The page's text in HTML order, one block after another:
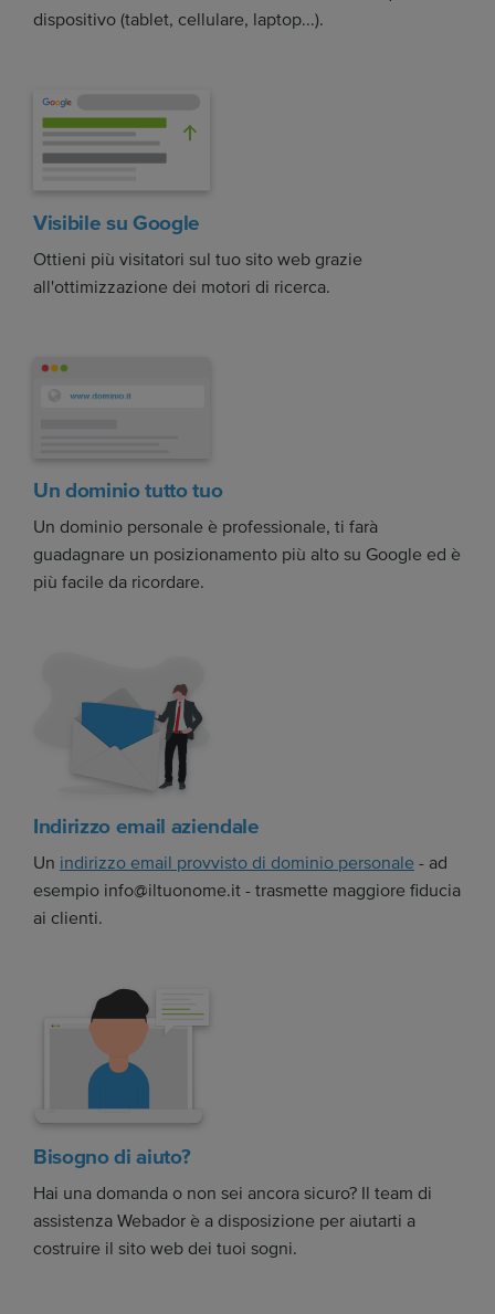
dispositivo (tablet, cellulare, laptop...).
Visibile su Google
Ottieni più visitatori sul tuo sito web grazie
all'ottimizzazione dei motori di ricerca.
Un dominio tutto tuo
Un dominio personale è professionale, ti farà
guadagnare un posizionamento più alto su Google ed è
più facile da ricordare.
Indirizzo email aziendale
Un indirizzo email provvisto di dominio personale - ad
esempio info@iltuonome.it - trasmette maggiore fiducia
ai clienti.
Bisogno di aiuto?
Hai una domanda o non sei ancora sicuro? Il team di
assistenza Webador è a disposizione per aiutarti a
costruire il sito web dei tuoi sogni.